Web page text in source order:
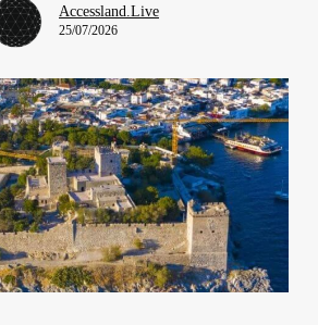
Accessland.Live
25/07/2026